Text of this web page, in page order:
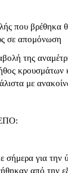
που βρέθηκα
σε απομόνωση
της
κρουσμάτων
με
για την
από την